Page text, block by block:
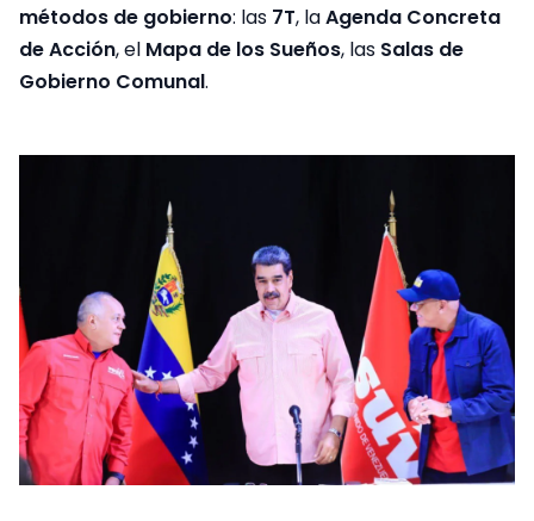
métodos de gobierno: las 7T, laAgenda Concreta
de Acción, el Mapa de los Sueños, las Salas de
Gobierno Comunal.